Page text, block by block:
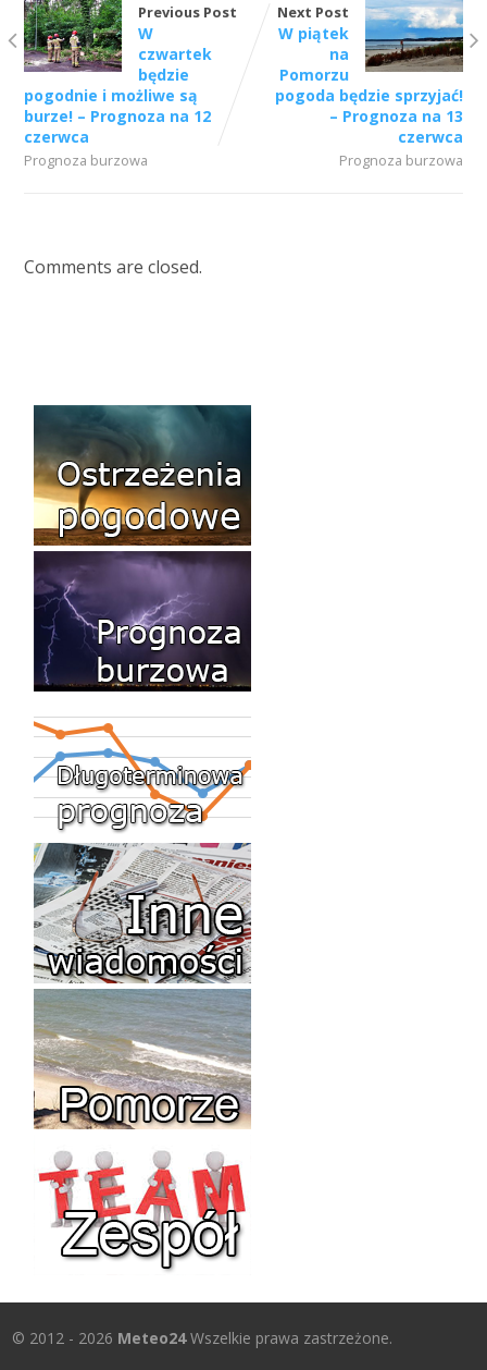
Previous Post
W
czwartek
będzie
pogodnie i możliwe są
burze! – Prognoza na 12
czerwca
Prognoza burzowa
Next Post
W piątek
na
Pomorzu
pogoda będzie sprzyjać!
– Prognoza na 13
czerwca
Prognoza burzowa
Comments are closed.
© 2012 - 2026 Meteo24Wszelkie prawa zastrzeżone.